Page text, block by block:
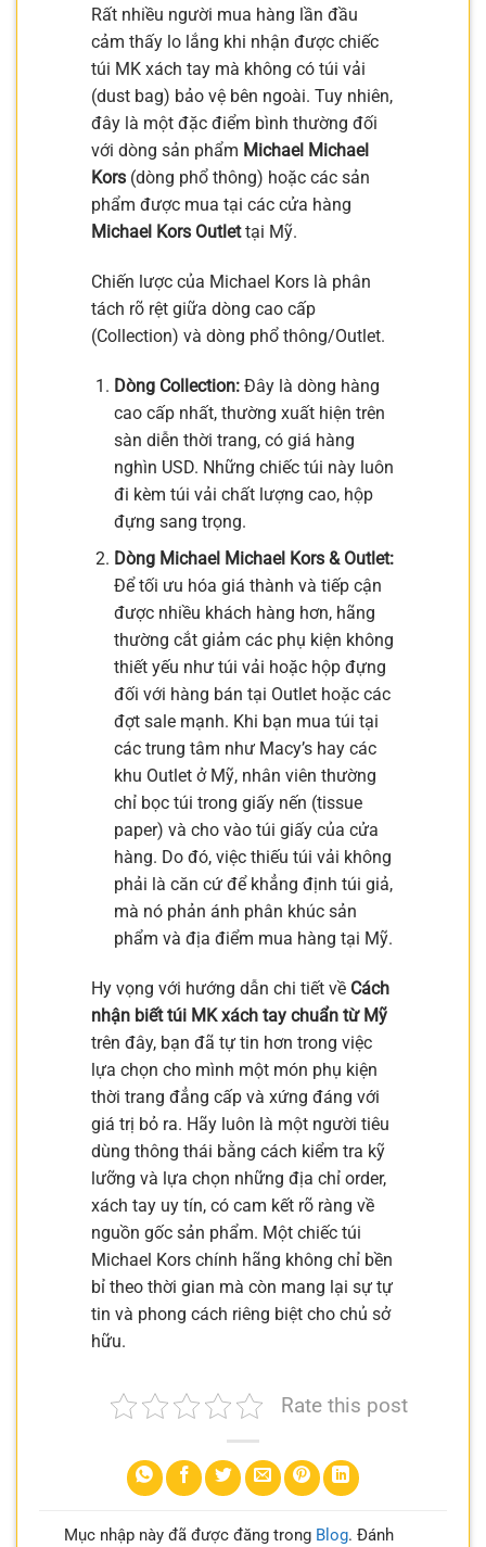
Rất nhiều người mua hàng lần đầu
cảm thấy lo lắng khi nhận được chiếc
túi MK xách tay mà không có túi vải
(dust bag) bảo vệ bên ngoài. Tuy nhiên,
đây là một đặc điểm bình thường đối
với dòng sản phẩm Michael Michael
Kors (dòng phổ thông) hoặc các sản
phẩm được mua tại các cửa hàng
Michael Kors Outlettại Mỹ.
Chiến lược của Michael Kors là phân
tách rõ rệt giữa dòng cao cấp
(Collection) và dòng phổ thông/Outlet.
Dòng Collection:Đây là dòng hàng
cao cấp nhất, thường xuất hiện trên
sàn diễn thời trang, có giá hàng
nghìn USD. Những chiếc túi này luôn
đi kèm túi vải chất lượng cao, hộp
đựng sang trọng.
Dòng Michael Michael Kors & Outlet:
Để tối ưu hóa giá thành và tiếp cận
được nhiều khách hàng hơn, hãng
thường cắt giảm các phụ kiện không
thiết yếu như túi vải hoặc hộp đựng
đối với hàng bán tại Outlet hoặc các
đợt sale mạnh. Khi bạn mua túi tại
các trung tâm như Macy’s hay các
khu Outlet ở Mỹ, nhân viên thường
chỉ bọc túi trong giấy nến (tissue
paper) và cho vào túi giấy của cửa
hàng. Do đó, việc thiếu túi vải không
phải là căn cứ để khẳng định túi giả,
mà nó phản ánh phân khúc sản
phẩm và địa điểm mua hàng tại Mỹ.
Hy vọng với hướng dẫn chi tiết về Cách
nhận biết túi MK xách tay chuẩn từ Mỹ
trên đây, bạn đã tự tin hơn trong việc
lựa chọn cho mình một món phụ kiện
thời trang đẳng cấp và xứng đáng với
giá trị bỏ ra. Hãy luôn là một người tiêu
dùng thông thái bằng cách kiểm tra kỹ
lưỡng và lựa chọn những địa chỉ order,
xách tay uy tín, có cam kết rõ ràng về
nguồn gốc sản phẩm. Một chiếc túi
Michael Kors chính hãng không chỉ bền
bỉ theo thời gian mà còn mang lại sự tự
tin và phong cách riêng biệt cho chủ sở
hữu.
Rate this post
Mục nhập này đã được đăng trong Blog. Đánh